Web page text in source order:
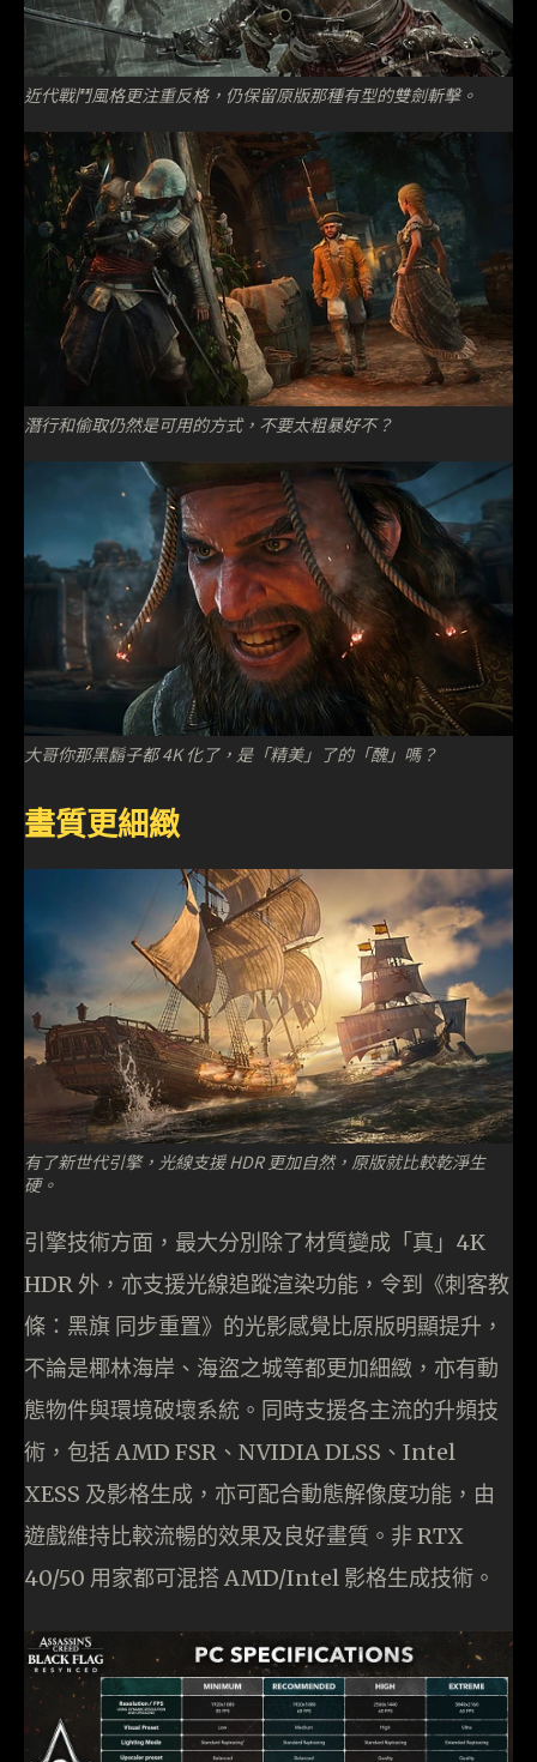
近代戰鬥風格更注重反格，仍保留原版那種有型的雙劍斬擊。
潛行和偷取仍然是可用的方式，不要太粗暴好不？
大哥你那黑鬍子都 4K 化了，是「精美」了的「醜」嗎？
畫質更細緻
有了新世代引擎，光線支援 HDR 更加自然，原版就比較乾淨生
硬。
引擎技術方面，最大分別除了材質變成「真」4K
HDR 外，亦支援光線追蹤渲染功能，令到《刺客教
條：黑旗 同步重置》的光影感覺比原版明顯提升，
不論是椰林海岸、海盜之城等都更加細緻，亦有動
態物件與環境破壞系統。同時支援各主流的升頻技
術，包括 AMD FSR、NVIDIA DLSS、Intel
XESS 及影格生成，亦可配合動態解像度功能，由
遊戲維持比較流暢的效果及良好畫質。非 RTX
40/50 用家都可混搭 AMD/Intel 影格生成技術。